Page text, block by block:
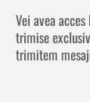
Vei avea
trimise
trimitem